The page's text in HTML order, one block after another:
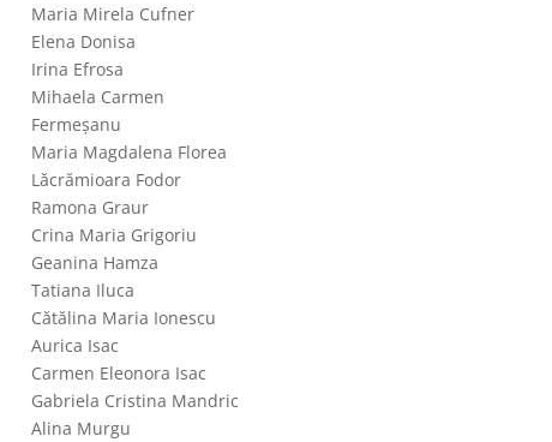
Maria Mirela Cufner
Elena Donisa
Irina Efrosa
Mihaela Carmen
Fermeșanu
Maria Magdalena Florea
Lăcrămioara Fodor
Ramona Graur
Crina Maria Grigoriu
Geanina Hamza
Tatiana Iluca
Cătălina Maria Ionescu
Aurica Isac
Carmen Eleonora Isac
Gabriela Cristina Mandric
Alina Murgu